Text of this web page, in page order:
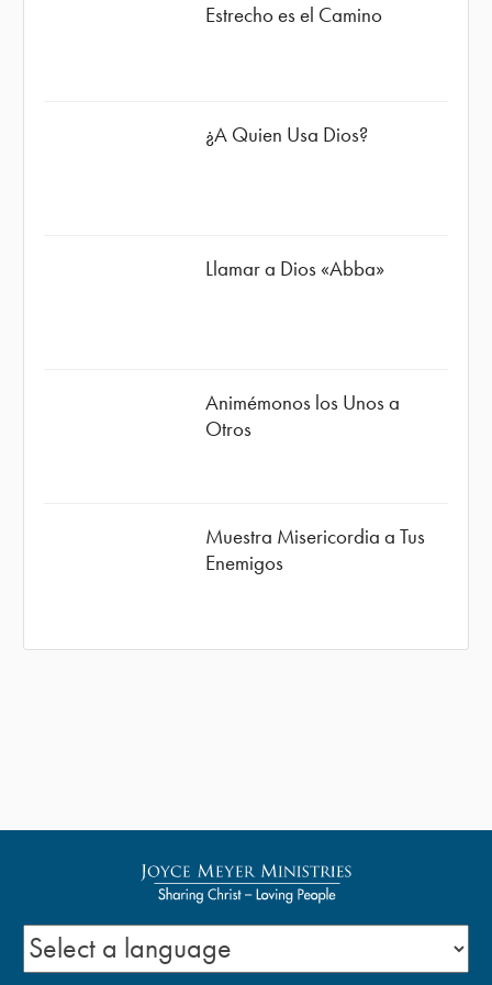
Estrecho es el Camino
¿A Quien Usa Dios?
Llamar a Dios «Abba»
Animémonos los Unos a
Otros
Muestra Misericordia a Tus
Enemigos